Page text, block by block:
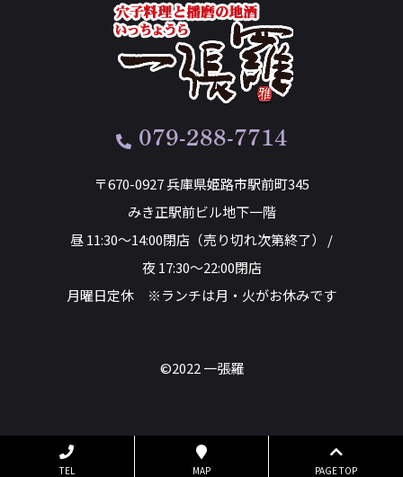
079-288-7714
〒670-0927 兵庫県姫路市駅前町345
みき正駅前ビル地下一階
昼 11:30～14:00閉店（売り切れ次第終了） /
夜 17:30～22:00閉店
月曜日定休 ※ランチは月・火がお休みです
©2022 一張羅
TEL MAP PAGE TOP